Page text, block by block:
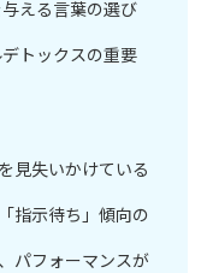
える言葉の選び
トックスの重要
見失いかけている
指示待ち」傾向の
パフォーマンスが